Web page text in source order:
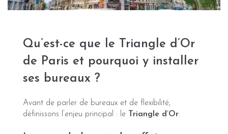
Qu’est-ce que le Triangle d’Or
de Paris et pourquoi y installer
ses bureaux ?
Avant de parler de bureaux et de flexibilité,
définissons l’enjeu principal : le
Triangle d’Or.